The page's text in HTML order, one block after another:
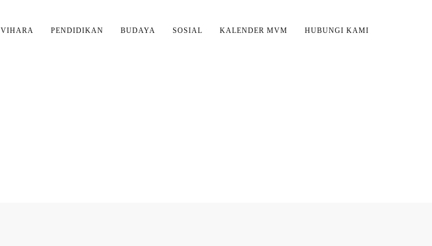
VIHARA PENDIDIKAN BUDAYA SOSIAL KALENDER MVM HUBUNGI KAMI